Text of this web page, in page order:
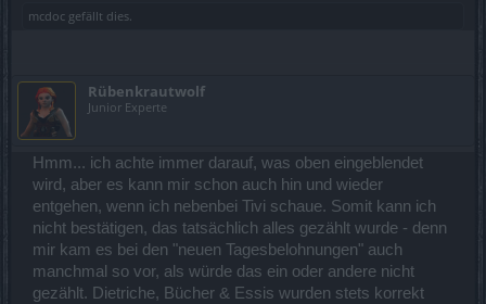
mcdoc gefällt dies.
Rübenkrautwolf
Junior Experte
Hmm... ich achte immer darauf, was oben eingeblendet
wird, aber es kann mir schon auch hin und wieder
entgehen, wenn ich nebenbei Tivi schaue. Somit kann ich
nicht bestätigen, das tatsächlich alles gezählt wurde - denn
mir kam es bei den "neuen Tagesbelohnungen" auch
manchmal so vor, als würde das ein oder andere nicht
gezählt. Dietriche, Bücher & Essis wurden stets korrekt